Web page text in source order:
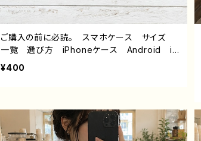
ご購入の前に必読。 スマホケース サイズ
一覧 選び方 iPhoneケース Android iP
hone17/16/15/14/13/12/11 Galaxy Xperi
¥400